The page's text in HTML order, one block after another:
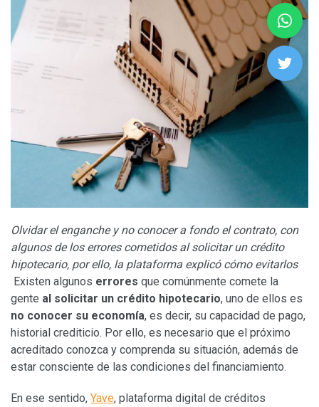
Olvidar el enganche y no conocer a fondo el contrato, con
algunos de los errores cometidos al solicitar un crédito
hipotecario, por ello, la plataforma explicó cómo evitarlos
Existen algunos errores que comúnmente comete la
gente al solicitar un crédito hipotecario, uno de ellos es
no conocer su economía, es decir, su capacidad de pago,
historial crediticio. Por ello, es necesario que el próximo
acreditado conozca y comprenda su situación, además de
estar consciente de las condiciones del financiamiento.
En ese sentido, Yave, plataforma digital de créditos